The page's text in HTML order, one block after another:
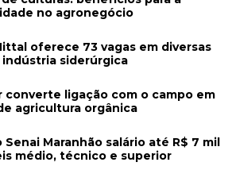
no agronegócio
oferece 73 vagas em diversas
indústria siderúrgica
converte ligação com o campo em
agricultura orgânica
Senai Maranhão salário até R$ 7 mil
médio, técnico e superior